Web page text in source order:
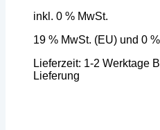
inkl. 0 % MwSt.
19 % MwSt. (EU) und 0
Lieferzeit: 1-2 Werktage
Lieferung